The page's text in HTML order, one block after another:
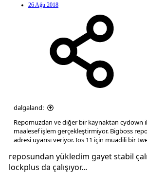
26 Ağu 2018
dalgaland:
Repomuzdan ve diğer bir kaynaktan cydown
maalesef işlem gerçekleştirmiyor. Bigboss
adresi uyarısı veriyor. Ios 11 için muadili bir
reposundan yükledim gayet stabil
lockplus da çalışıyor...